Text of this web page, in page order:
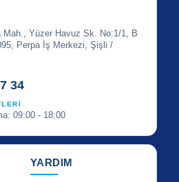
Mah., Yüzer Havuz Sk. No:1/1, B
Perpa İş Merkezi, Şişli /
34
09:00 - 18:00
YARDIM